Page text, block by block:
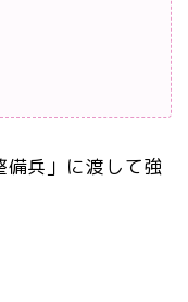
備兵」に渡して強